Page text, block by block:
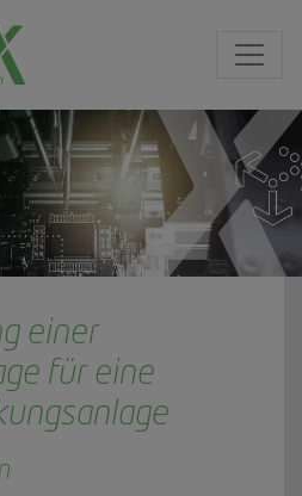
einer
für eine